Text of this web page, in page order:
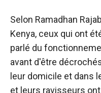
Selon Ramadhan
Kenya, ceux qui ont
parlé du
avant d'être
leur domicile et dans
et leurs ravisseurs